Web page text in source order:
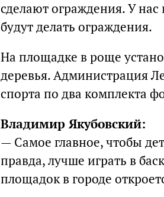
сделают ограждения. У
будут делать ограждения.
На площадке в роще
деревья. Администрация
спорта по два комплекта
Владимир Якубовский:
— Самое главное, чтобы
правда, лучше играть в
площадок в городе